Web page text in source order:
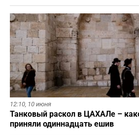
12:10, 10 июня
Танковый раскол в ЦАХАЛе –
приняли одиннадцать ешив